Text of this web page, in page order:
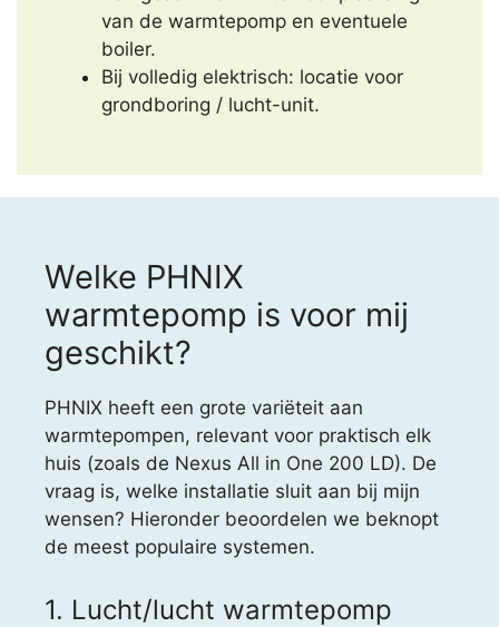
van de warmtepomp en eventuele
boiler.
Bij volledig elektrisch: locatie voor
grondboring / lucht-unit.
Welke PHNIX
warmtepomp is voor mij
geschikt?
PHNIX heeft een grote variëteit aan
warmtepompen, relevant voor praktisch elk
huis (zoals de Nexus All in One 200 LD). De
vraag is, welke installatie sluit aan bij mijn
wensen? Hieronder beoordelen we beknopt
de meest populaire systemen.
1. Lucht/lucht warmtepomp